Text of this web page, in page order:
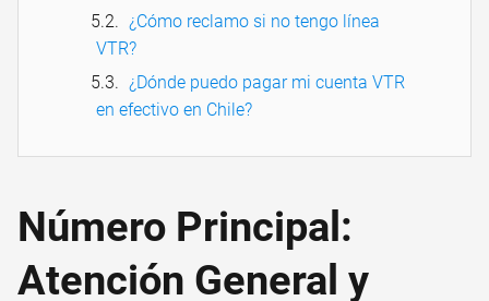
¿Cómo reclamo si no tengo línea
VTR?
¿Dónde puedo pagar mi cuenta VTR
en efectivo en Chile?
Número Principal:
Atención General y